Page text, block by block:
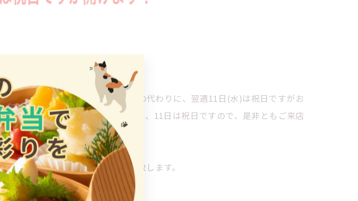
により臨時休業となります。その代わりに、翌週11日(水)は祝日ですがお
いお客様、ファミリーのお客様も、11日は祝日ですので、是非ともご来店
い♪
ご理解いただきますようお願い致します。